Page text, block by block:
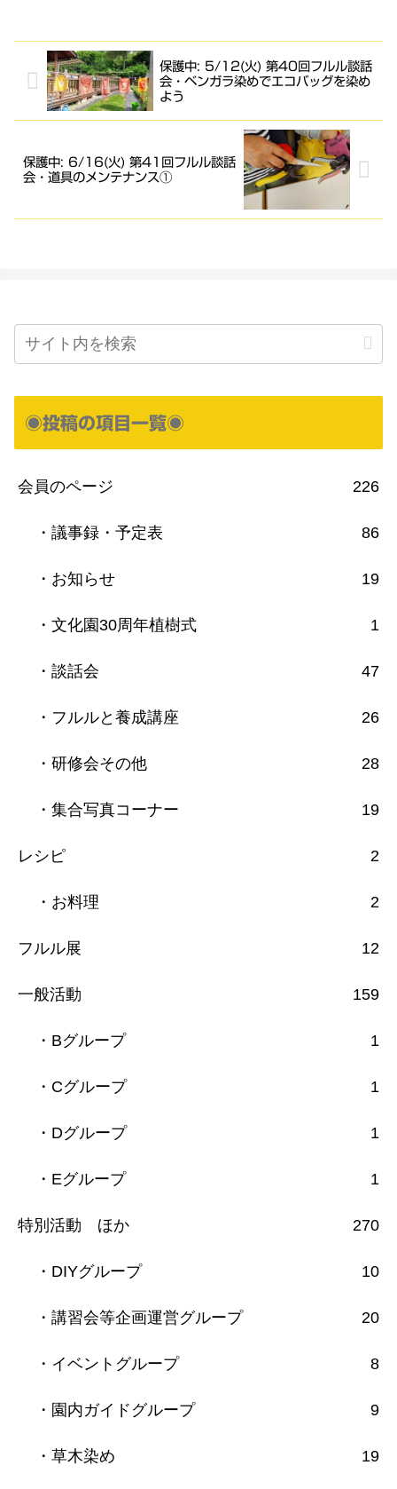
保護中: 5/12(火) 第40回フルル談話
会・ベンガラ染めでエコバッグを染め
よう
保護中: 6/16(火) 第41回フルル談話
会・道具のメンテナンス①
◉投稿の項目一覧◉
会員のページ 226
・議事録・予定表 86
・お知らせ 19
・文化園30周年植樹式 1
・談話会 47
・フルルと養成講座 26
・研修会その他 28
・集合写真コーナー 19
レシピ 2
・お料理 2
フルル展 12
一般活動 159
・Bグループ 1
・Cグループ 1
・Dグループ 1
・Eグループ 1
特別活動 ほか 270
・DIYグループ 10
・講習会等企画運営グループ 20
・イベントグループ 8
・園内ガイドグループ 9
・草木染め 19